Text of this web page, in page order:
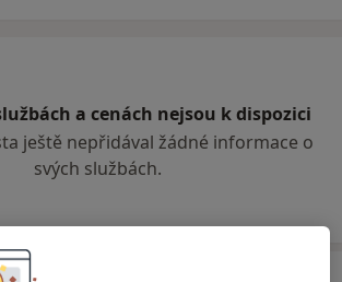
a cenách nejsou k dispozici
ještě nepřidával žádné informace o
svých službách.